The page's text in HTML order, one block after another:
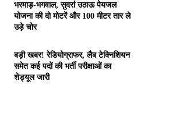
भरमाड़-भगवाल, सुदरां उठाऊ पेयजल
योजना की दो मोटरें और 100 मीटर तार ले
उड़े चोर
बड़ी खबर! रेडियोग्राफर, लैब टेक्निशियन
समेत कई पदों की भर्ती परीक्षाओं का
शेड्यूल जारी